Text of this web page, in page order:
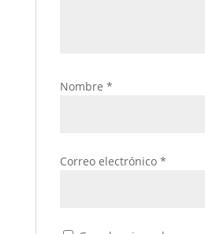
Nombre *
Correo electrónico *